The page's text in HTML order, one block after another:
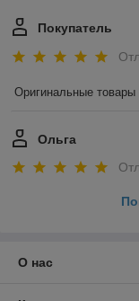
Покупатель
Оригинальные товары
Ольга
О нас